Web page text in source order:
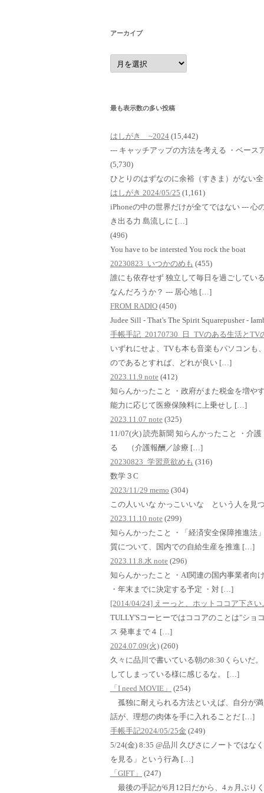
アーカイブ
ア
イ
ブ
最も表示数の多い投稿
はしがき ~2024 (15,442)
--- キャッチアップの方法を考える ・ベース
(5,730)
ひとりのはずなのに余裕（すきま）がない
はしがき 2024/05/25 (1,161)
iPhoneの中の世界だけが全てではない --- 心
き出る力 島流しに […]
(496)
You have to be intersted You rock the boat
20230823_いつかのめも (455)
誰にも依存せず 独立して毎日を過ごしてい
なんだろうか？ --- 居心地 […]
FROM RADIO (450)
Judee Sill - That's The Spirit Squarepusher -
手帳手記_20170730_日_TVのある生活とTV
いずれにせよ、TVも本も音楽もパソコンも
のであるとすれば、どれが良い […]
2023.11.9 note (412)
知らんかったこと ・政府がまた税金を増
能力に応じて医療保険料に上乗せし […]
2023.11.07 note (325)
11/07(火) 読売新聞 知らんかったこと ・介
る （介護報酬／診療 […]
20230823_学習意欲めも (316)
数学３C
2023/11/29 memo (304)
この人いいな かっこいいな という人を見
2023.11.10 note (299)
知らんかったこと ・「経済安全保障推進法
質について、国内での自給生産を推進 […]
2023.11.8.水 note (296)
知らんかったこと ・AI関連の国内事業者向
・年末までに決定する予定 ・対 […]
[2014/04/24] えーっと、ホットココア下さ
TULLY'Sコーヒーではココアのことは"シ
ス 発車まで４ […]
2024.07.09(火) (260)
久々に品川で書いている朝の8:30くらいだ
してしまっている様に感じるな。 […]
「I need MOVIE」
(254)
孤独に耐えられる方法といえば、自分が
話が、理想の肉体を手に入れることだ […]
手帳手記2024/05/25金 (249)
5/24(金) 8:35 @品川 久びさにノートではな
を見る」という行為 […]
「GIFT」
(247)
最後の手記が6月12日だから、4ヵ月ぶり